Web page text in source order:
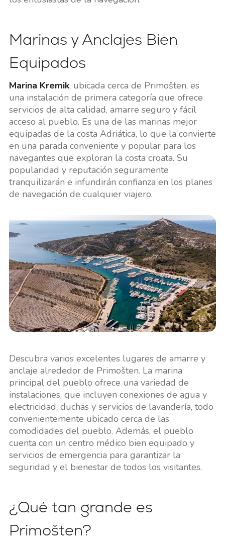
Marinas y Anclajes Bien
Equipados
Marina Kremik, ubicada cerca de Primošten, es
una instalación de primera categoría que ofrece
servicios de alta calidad, amarre seguro y fácil
acceso al pueblo. Es una de las marinas mejor
equipadas de la costa Adriática, lo que la convierte
en una parada conveniente y popular para los
navegantes que exploran la costa croata. Su
popularidad y reputación seguramente
tranquilizarán e infundirán confianza en los planes
de navegación de cualquier viajero.
Descubra varios excelentes lugares de amarre y
anclaje alrededor de Primošten. La marina
principal del pueblo ofrece una variedad de
instalaciones, que incluyen conexiones de agua y
electricidad, duchas y servicios de lavandería, todo
convenientemente ubicado cerca de las
comodidades del pueblo. Además, el pueblo
cuenta con un centro médico bien equipado y
servicios de emergencia para garantizar la
seguridad y el bienestar de todos los visitantes.
¿Qué tan grande es
Primošten?